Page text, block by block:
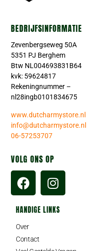
BEDRIJFSINFORMATIE
Zevenbergseweg 50A
5351 PJ Berghem
Btw NL004693831B64
kvk: 59624817
Rekeningnummer –
nl28ingb0101834675
www.dutcharmystore.nl
info@dutcharmystore.nl
06-57253707
VOLG ONS OP
HANDIGE LINKS
Over
Contact